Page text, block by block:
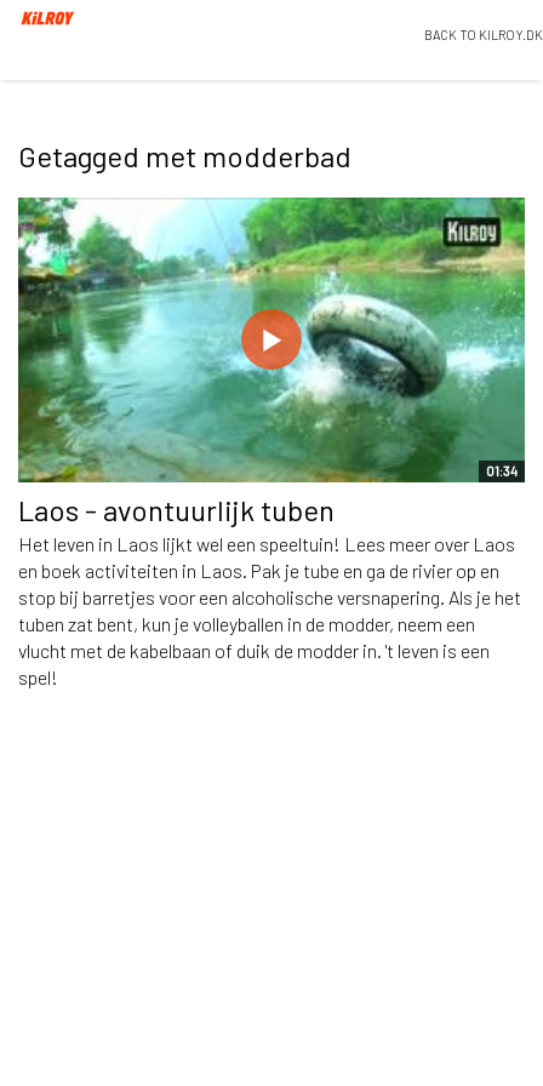
BACK TO KILROY.DK
Getagged met modderbad
01:34
Laos - avontuurlijk tuben
Het leven in Laos lijkt wel een speeltuin! Lees meer over Laos
en boek activiteiten in Laos. Pak je tube en ga de rivier op en
stop bij barretjes voor een alcoholische versnapering. Als je het
tuben zat bent, kun je volleyballen in de modder, neem een
vlucht met de kabelbaan of duik de modder in. 't leven is een
spel!